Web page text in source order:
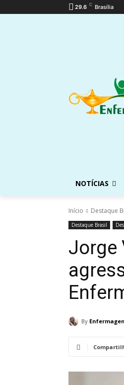
29.6 C Brasília
NOTÍCIAS
Início Destaque
Destaque Brasil
Jorge
By